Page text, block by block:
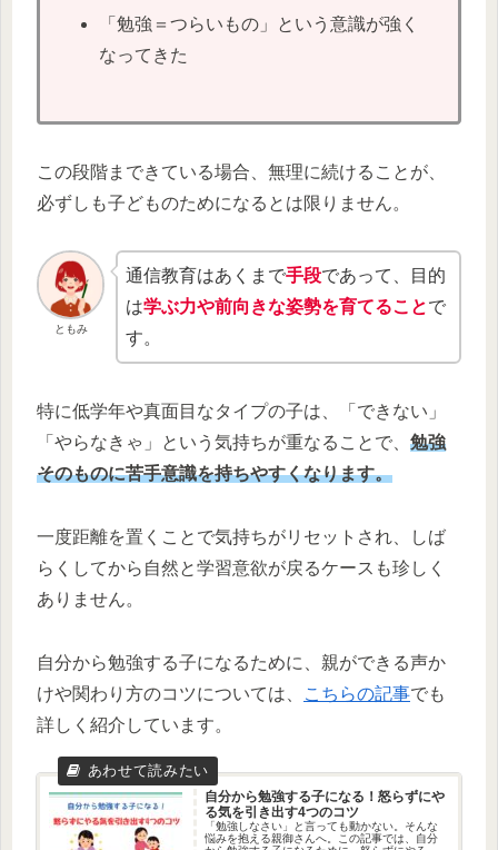
「勉強＝つらいもの」という意識が強く
なってきた
この段階まできている場合、無理に続けることが、
必ずしも子どものためになるとは限りません。
ともみ
通信教育はあくまで手段であって、目的
は学ぶ力や前向きな姿勢を育てることで
す。
特に低学年や真面目なタイプの子は、「できない」
「やらなきゃ」という気持ちが重なることで、 勉強
そのものに苦手意識を持ちやすくなります。
一度距離を置くことで気持ちがリセットされ、しば
らくしてから自然と学習意欲が戻るケースも珍しく
ありません。
自分から勉強する子になるために、親ができる声か
けや関わり方のコツについては、
こちらの記事でも
詳しく紹介しています。
自分から勉強する子になる！怒らずにや
る気を引き出す4つのコツ
「勉強しなさい」と言っても動かない。そんな
悩みを抱える親御さんへ。この記事では、自分